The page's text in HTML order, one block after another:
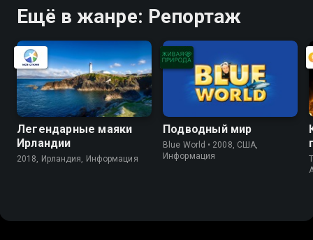
Ещё в жанре: Репортаж
Легендарные маяки
Ирландии
2018, Ирландия, Информация
Подводный мир
Blue World • 2008, США,
Информация